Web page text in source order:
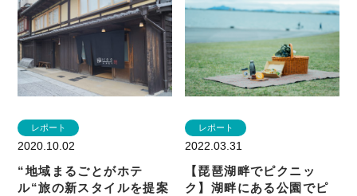
レポート
2020.10.02
“地域まるごとがホテ
ル“旅の新スタイルを提案
レポート
2022.03.31
【琵琶湖畔でピクニッ
ク】湖畔にある公園でピ